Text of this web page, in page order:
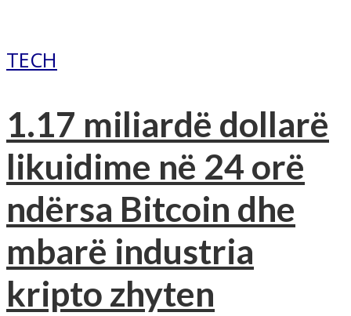
TECH
1.17 miliardë dollarë
likuidime në 24 orë
ndërsa Bitcoin dhe
mbarë industria
kripto zhyten